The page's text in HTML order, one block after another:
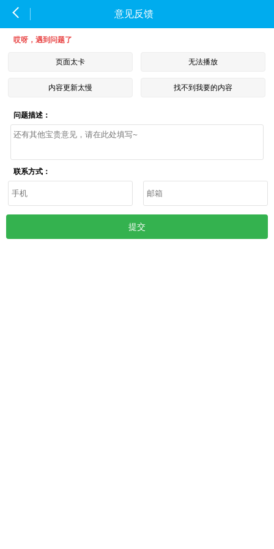
意见反馈
哎呀，遇到问题了
页面太卡 无法播放
内容更新太慢 找不到我要的内容
问题描述：
联系方式：
提交